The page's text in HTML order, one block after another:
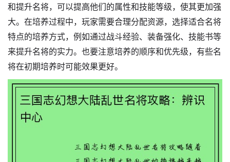
和提升名将，可以提高他们的属性和技能等级，使其更加强
大。在培养过程中，玩家需要合理分配资源，选择适合名将
特点的培养方式，例如通过战斗经验、装备强化、技能书等
来提升名将的实力。也要注意培养的顺序和优先级，有些名
将在初期培养时可能效果更好。